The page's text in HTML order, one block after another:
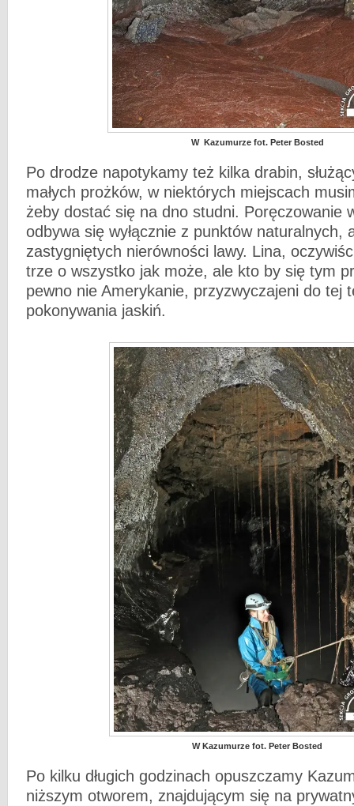
W Kazumurze fot. Peter Bosted
Po drodze napotykamy też kilka drabin,
małych prożków, w niektórych miejscach
żeby dostać się na dno studni. Poręczowanie
odbywa się wyłącznie z punktów naturalnych,
zastygniętych nierówności lawy. Lina,
trze o wszystko jak może, ale kto by się tym
pewno nie Amerykanie, przyzwyczajeni do tej
pokonywania jaskiń.
W Kazumurze fot. Peter Bosted
Po kilku długich godzinach opuszczamy
niższym otworem, znajdującym się na